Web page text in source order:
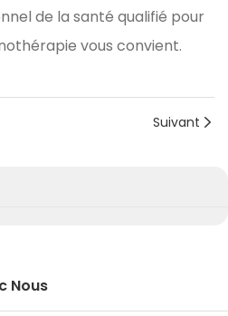
de la santé qualifié pour
vous convient.
Suivant
Nous